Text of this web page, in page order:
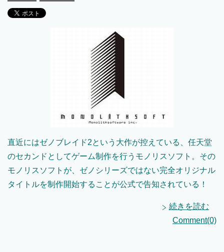
直近にはゼノブレイド2という大作が控えている、任天堂
のセカンドとしてゲーム制作を行うモノリスソフト。その
モノリスソフトが、ゼノシリーズではない完全オリジナル
タイトルを制作開始することが公式で告知されている！
続きを読む
Comment(0)